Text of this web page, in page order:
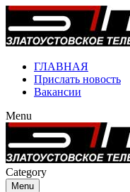
ГЛАВНАЯ
Прислать новость
Вакансии
Menu
Category
Menu